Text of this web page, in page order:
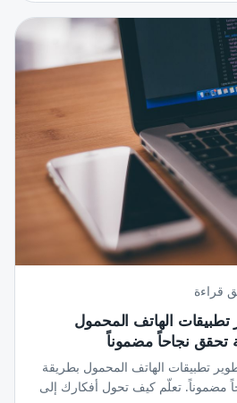
تطبيقات الهاتف المحمول
تحقق نجاحاً مضموناً
أسرار لتطوير تطبيقات الهاتف المحمول بطريقة
مضموناً. تعلّم كيف تحول أفكارك إلى